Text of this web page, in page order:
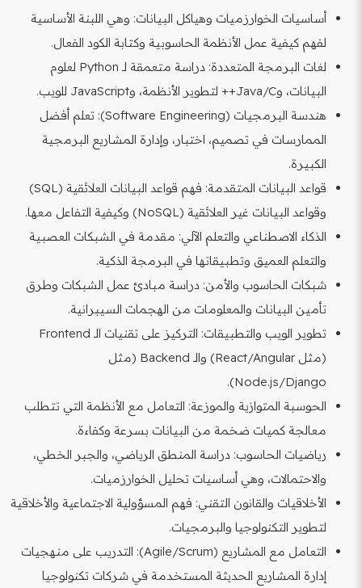
أساسيات الخوارزميات وهياكل البيانات: وهي اللبنة الأساسية
لفهم كيفية عمل الأنظمة الحاسوبية وكتابة الكود الفعال.
لغات البرمجة المتعددة: دراسة متعمقة لـ Python لعلوم
البيانات، وJava/C++ لتطوير الأنظمة، وJavaScript للويب.
هندسة البرمجيات (Software Engineering): تعلم أفضل
الممارسات في تصميم، اختبار، وإدارة المشاريع البرمجية
الكبيرة.
قواعد البيانات المتقدمة: فهم قواعد البيانات العلائقية (SQL)
وقواعد البيانات غير العلائقية (NoSQL) وكيفية التفاعل معها.
الذكاء الاصطناعي والتعلم الآلي: مقدمة في الشبكات العصبية
والتعلم العميق وتطبيقاتها في البرمجة الذكية.
شبكات الحاسوب والأمن: دراسة مبادئ عمل الشبكات وطرق
تأمين البيانات والمعلومات من الهجمات السيبرانية.
تطوير الويب والتطبيقات: التركيز على تقنيات الـ Frontend
(مثل React/Angular) والـ Backend (مثل
Node.js/Django).
الحوسبة المتوازية والموزعة: التعامل مع الأنظمة التي تتطلب
معالجة كميات ضخمة من البيانات بسرعة وكفاءة.
رياضيات الحاسوب: دراسة المنطق الرياضي، والجبر الخطي،
والاحتمالات، وهي أساسيات تحليل الخوارزميات.
الأخلاقيات والقانون التقني: فهم المسؤولية الاجتماعية والأخلاقية
لتطوير التكنولوجيا والبرمجيات.
التعامل مع المشاريع (Agile/Scrum): التدريب على منهجيات
إدارة المشاريع الحديثة المستخدمة في شركات تكنولوجيا